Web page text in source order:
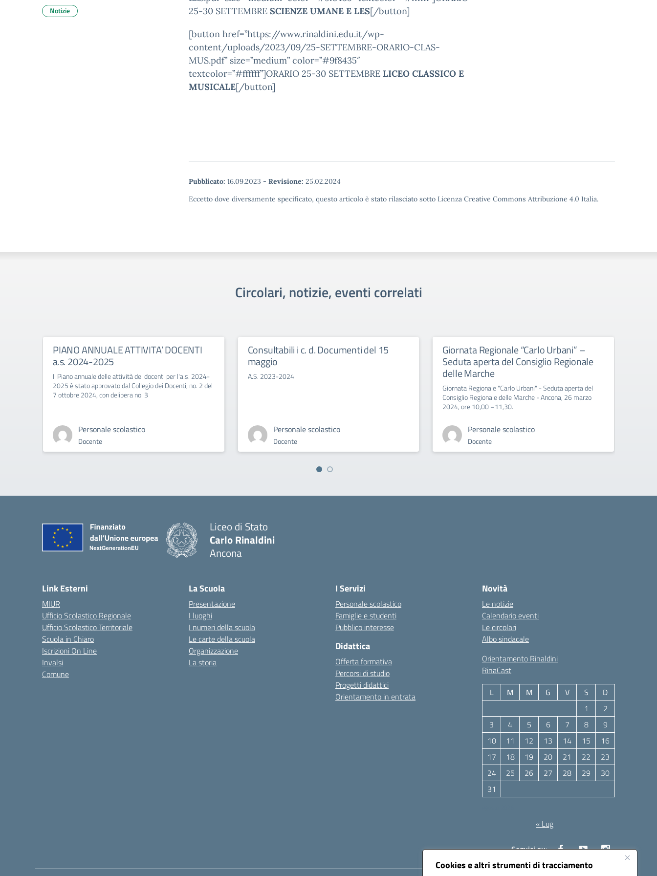
Cookies e altri strumenti di tracciamento
25-30 SETTEMBRE SCIENZE UMANE E LES[/button]
[button href=”https://www.rinaldini.edu.it/wp-
content/uploads/2023/09/25-SETTEMBRE-ORARIO-CLAS-
MUS.pdf” size=”medium” color=”#9f8435″
textcolor=”#ffffff”]ORARIO 25-30 SETTEMBRE LICEO CLASSICO E
MUSICALE[/button]
Pubblicato: 16.09.2023 - Revisione: 25.02.2024
Eccetto dove diversamente specificato, questo articolo è stato rilasciato sotto Licenza Creative Commons Attribuzione 4.0 Italia.
Notizie
Circolari, notizie, eventi correlati
PIANO ANNUALE ATTIVITA’ DOCENTI
a.s. 2024-2025
Il Piano annuale delle attività dei docenti per l'a.s. 2024-
2025 è stato approvato dal Collegio dei Docenti, no. 2 del
7 ottobre 2024, con delibera no. 3
Personale scolastico
Docente
Consultabili i c. d. Documenti del 15
maggio
A.S. 2023-2024
Personale scolastico
Docente
Giornata Regionale “Carlo Urbani” –
Seduta aperta del Consiglio Regionale
delle Marche
Giornata Regionale "Carlo Urbani" - Seduta aperta del
Consiglio Regionale delle Marche - Ancona, 26 marzo
2024, ore 10,00 –11,30.
Personale scolastico
Docente
Liceo di Stato
Carlo Rinaldini
Ancona
Link Esterni
MIUR
Ufficio Scolastico Regionale
Ufficio Scolastico Territoriale
Scuola in Chiaro
Iscrizioni On Line
Invalsi
Comune
La Scuola
Presentazione
I luoghi
I numeri della scuola
Le carte della scuola
Organizzazione
La storia
I Servizi
Personale scolastico
Famiglie e studenti
Pubblico interesse
Didattica
Offerta formativa
Percorsi di studio
Progetti didattici
Orientamento in entrata
Novità
Le notizie
Calendario eventi
Le circolari
Albo sindacale
Orientamento Rinaldini
RinaCast
L M M G V S
D
1
2
3
4 5 6 7 8
9
10
11 12 13 14 15
16
17
18 19 20 21 22
23
24
25 26 27 28 29
30
31
« Lug
Seguici su: